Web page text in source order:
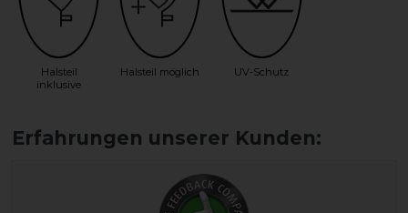
Halsteil
inklusive
Halsteil möglich UV-Schutz